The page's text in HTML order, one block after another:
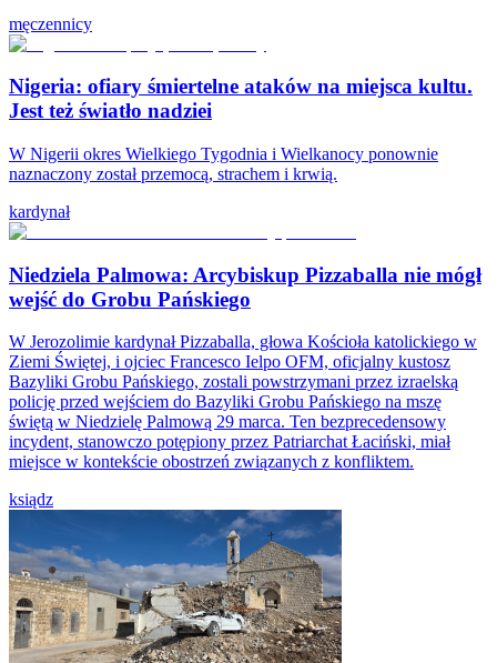
męczennicy
Nigeria: ofiary śmiertelne ataków na miejsca kultu.
Jest też światło nadziei
W Nigerii okres Wielkiego Tygodnia i Wielkanocy ponownie
naznaczony został przemocą, strachem i krwią.
kardynał
Niedziela Palmowa: Arcybiskup Pizzaballa nie mógł
wejść do Grobu Pańskiego
W Jerozolimie kardynał Pizzaballa, głowa Kościoła katolickiego w
Ziemi Świętej, i ojciec Francesco Ielpo OFM, oficjalny kustosz
Bazyliki Grobu Pańskiego, zostali powstrzymani przez izraelską
policję przed wejściem do Bazyliki Grobu Pańskiego na mszę
świętą w Niedzielę Palmową 29 marca. Ten bezprecedensowy
incydent, stanowczo potępiony przez Patriarchat Łaciński, miał
miejsce w kontekście obostrzeń związanych z konfliktem.
ksiądz